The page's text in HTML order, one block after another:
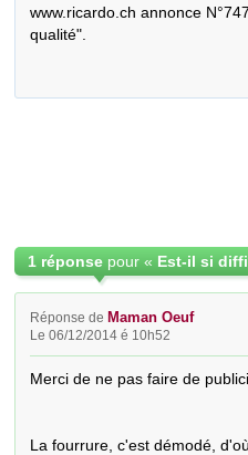
www.ricardo.ch annonce
qualité".
1 réponse pour «
Réponse de Maman Oeuf
Le 06/12/2014 é 10h52
Merci de ne pas faire de
La fourrure, c'est démodé,